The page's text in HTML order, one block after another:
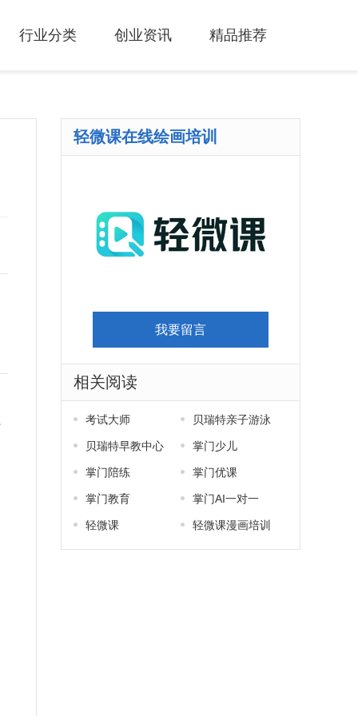
行业分类 创业资讯 精品推荐
轻微课在线绘画培训
我要留言
相关阅读
考试大师 贝瑞特亲子游泳
贝瑞特早教中心 掌门少儿
掌门陪练 掌门优课
掌门教育 掌门AI一对一
轻微课 轻微课漫画培训